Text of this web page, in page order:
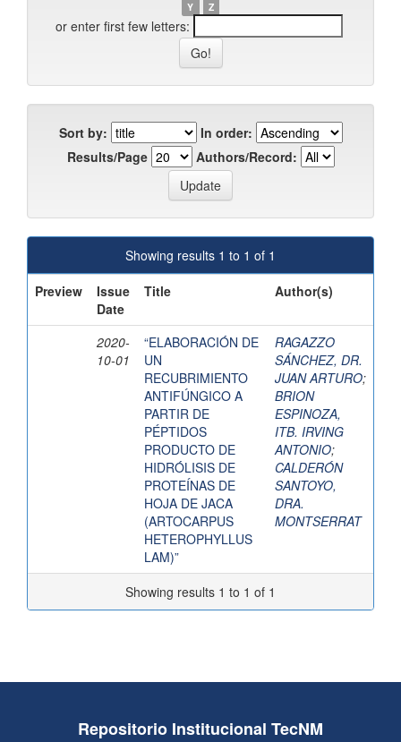
Y
Z
or enter first few letters:
Sort by:
In order:
Results/Page
Authors/Record:
Showing results 1 to 1 of 1
Preview
Issue
Date
Title Author(s)
2020-
10-01
“ELABORACIÓN DE
UN
RECUBRIMIENTO
ANTIFÚNGICO A
PARTIR DE
PÉPTIDOS
PRODUCTO DE
HIDRÓLISIS DE
PROTEÍNAS DE
HOJA DE JACA
(ARTOCARPUS
HETEROPHYLLUS
LAM)”
RAGAZZO
SÁNCHEZ, DR.
JUAN ARTURO;
BRION
ESPINOZA,
ITB. IRVING
ANTONIO;
CALDERÓN
SANTOYO,
DRA.
MONTSERRAT
Showing results 1 to 1 of 1
Repositorio Institucional TecNM